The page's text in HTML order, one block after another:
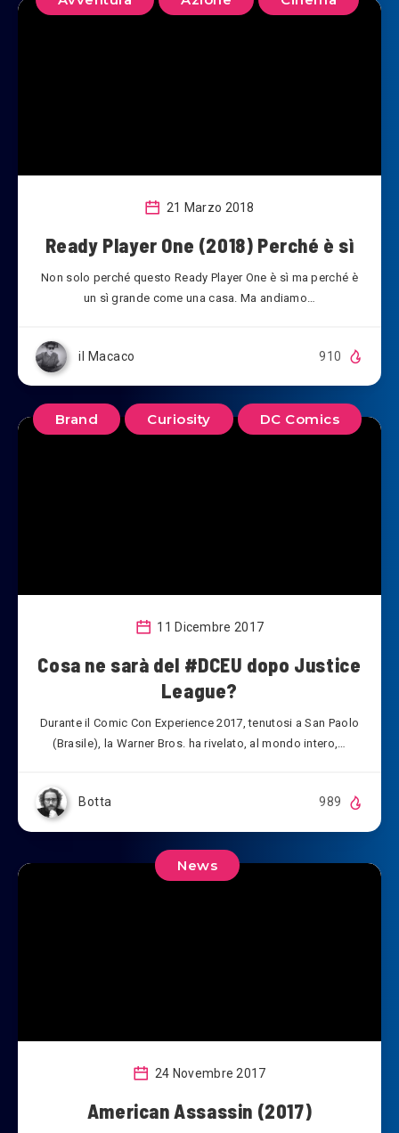
21 Marzo 2018
Ready Player One (2018) Perché è sì
Non solo perché questo Ready Player One è sì ma perché è
un sì grande come una casa. Ma andiamo…
il Macaco 910
Brand Curiosity DC Comics
11 Dicembre 2017
Cosa ne sarà del #DCEU dopo Justice
League?
Durante il Comic Con Experience 2017, tenutosi a San Paolo
(Brasile), la Warner Bros. ha rivelato, al mondo intero,…
Botta 989
News
24 Novembre 2017
American Assassin (2017)